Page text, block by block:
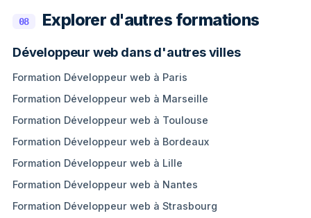
08 Explorer d'autres formations
Développeur web dans d'autres villes
Formation Développeur web à Paris
Formation Développeur web à Marseille
Formation Développeur web à Toulouse
Formation Développeur web à Bordeaux
Formation Développeur web à Lille
Formation Développeur web à Nantes
Formation Développeur web à Strasbourg